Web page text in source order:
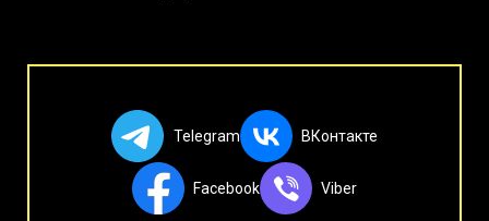
Telegram ВКонтакте
Facebook Viber